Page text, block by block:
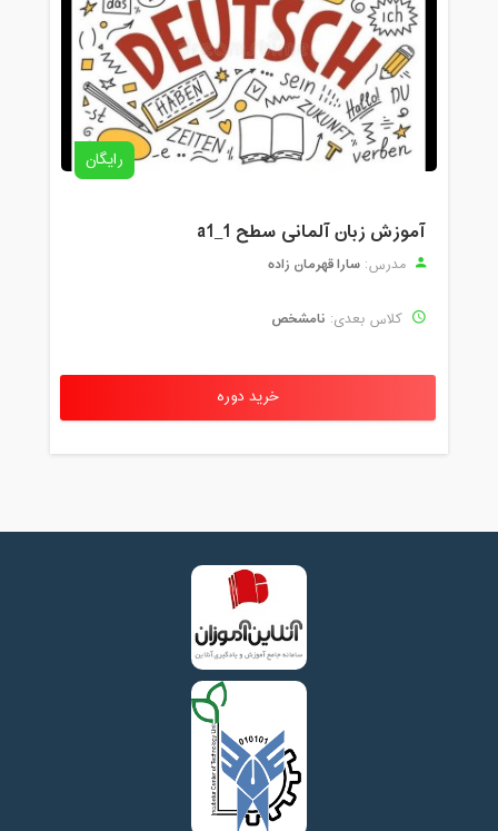
رایگان
آموزش زبان آلمانی سطح a1_1
مدرس: سارا قهرمان زاده
کلاس بعدی: نامشخص
خرید دوره